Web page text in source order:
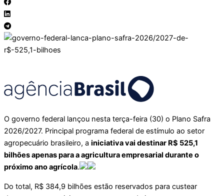
O governo federal lançou nesta terça-feira (30) o Plano Safra
2026/2027. Principal programa federal de estímulo ao setor
agropecuário brasileiro, a iniciativa vai destinar R$ 525,1
bilhões apenas para a agricultura empresarial durante o
próximo ano agrícola.
Do total, R$ 384,9 bilhões estão reservados para custear